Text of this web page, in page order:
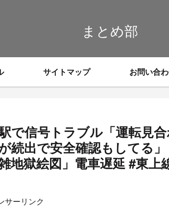
まとめ部
サイトマップ お問い合
で信号トラブル「運転見
続出で安全確認もしてる
獄絵図」電車遅延 #東上
サーリンク